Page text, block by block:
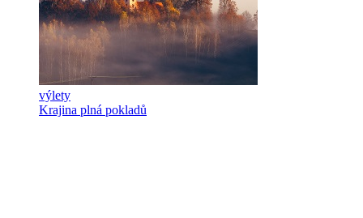
výlety
Krajina plná pokladů